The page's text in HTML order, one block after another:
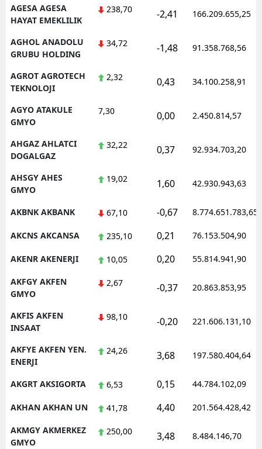
Kırklareli
Kırşehir
Kütahya
Kahramanmaraş
Mardin
Muğla
Muş
Nevşehir
Rize
Sakarya
Samsun
Siirt
AGESA AGESA
HAYAT EMEKLILIK
238,70 -2,41 166.209.655,25
AGHOL ANADOLU
GRUBU HOLDING
34,72 -1,48 91.358.768,56
AGROT AGROTECH
TEKNOLOJI
2,32 0,43 34.100.258,91
AGYO ATAKULE
GMYO
7,30 0,00 2.450.814,57
AHGAZ AHLATCI
DOGALGAZ
32,22 0,37 92.934.703,20
AHSGY AHES
GMYO
19,02 1,60 42.930.943,63
AKBNK AKBANK 67,10 -0,67 8.774.651.783,65
AKCNS AKCANSA 235,10 0,21 76.153.504,90
AKENR AKENERJI 10,05 0,20 55.814.941,90
AKFGY AKFEN
GMYO
2,67 -0,37 20.863.853,95
AKFIS AKFEN
INSAAT
98,10 -0,20 221.606.131,10
AKFYE AKFEN YEN.
ENERJI
24,26 3,68 197.580.404,64
AKGRT AKSIGORTA 6,53 0,15 44.784.102,09
AKHAN AKHAN UN 41,78 4,40 201.564.428,42
AKMGY AKMERKEZ
GMYO
250,00 3,48 8.484.146,70